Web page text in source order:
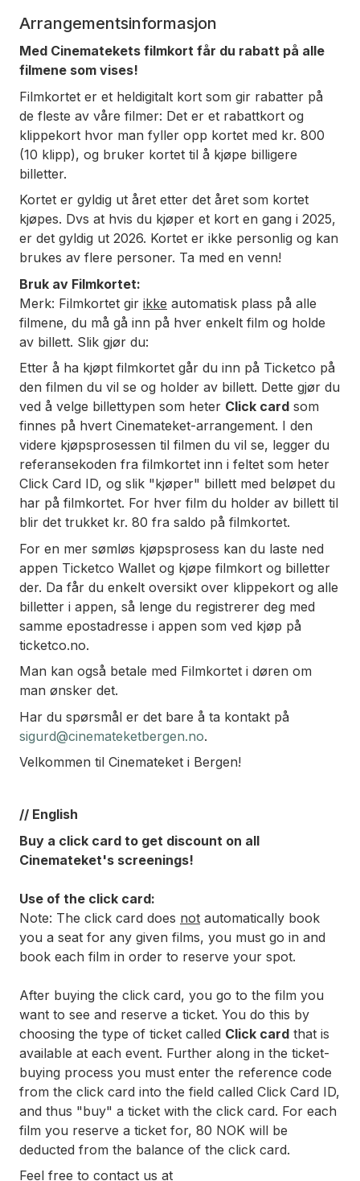
Arrangementsinformasjon
Med Cinematekets filmkort får du rabatt på alle
filmene som vises!
Filmkortet er et heldigitalt kort som gir rabatter på
de fleste av våre filmer: Det er et rabattkort og
klippekort hvor man fyller opp kortet med kr. 800
(10 klipp), og bruker kortet til å kjøpe billigere
billetter.
Kortet er gyldig ut året etter det året som kortet
kjøpes. Dvs at hvis du kjøper et kort en gang i 2025,
er det gyldig ut 2026. Kortet er ikke personlig og kan
brukes av flere personer. Ta med en venn!
Bruk av Filmkortet:
Merk: Filmkortet gir ikke automatisk plass på alle
filmene, du må gå inn på hver enkelt film og holde
av billett. Slik gjør du:
Etter å ha kjøpt filmkortet går du inn på Ticketco på
den filmen du vil se og holder av billett. Dette gjør du
ved å velge billettypen som heter Click card som
finnes på hvert Cinemateket-arrangement. I den
videre kjøpsprosessen til filmen du vil se, legger du
referansekoden fra filmkortet inn i feltet som heter
Click Card ID, og slik "kjøper" billett med beløpet du
har på filmkortet. For hver film du holder av billett til
blir det trukket kr. 80 fra saldo på filmkortet.
For en mer sømløs kjøpsprosess kan du laste ned
appen Ticketco Wallet og kjøpe filmkort og billetter
der. Da får du enkelt oversikt over klippekort og alle
billetter i appen, så lenge du registrerer deg med
samme epostadresse i appen som ved kjøp på
ticketco.no.
Man kan også betale med Filmkortet i døren om
man ønsker det.
Har du spørsmål er det bare å ta kontakt på
sigurd@cinemateketbergen.no.
Velkommen til Cinemateket i Bergen!
// English
Buy a click card to get discount on all
Cinemateket's screenings!
Use of the click card:
Note: The click card does not automatically book
you a seat for any given films, you must go in and
book each film in order to reserve your spot.
After buying the click card, you go to the film you
want to see and reserve a ticket. You do this by
choosing the type of ticket called Click card that is
available at each event. Further along in the ticket-
buying process you must enter the reference code
from the click card into the field called Click Card ID,
and thus "buy" a ticket with the click card. For each
film you reserve a ticket for, 80 NOK will be
deducted from the balance of the click card.
Feel free to contact us at